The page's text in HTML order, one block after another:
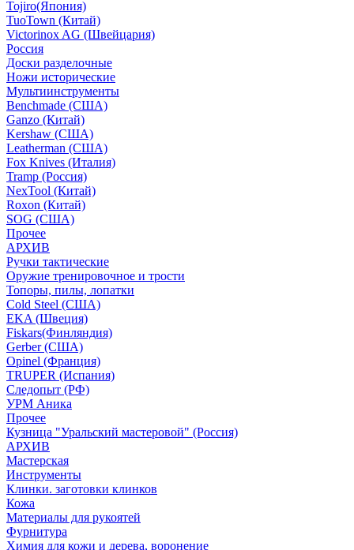
Tojiro(Япония)
TuoTown (Китай)
Victorinox AG (Швейцария)
Россия
Доски разделочные
Ножи исторические
Мультиинструменты
Benchmade (США)
Ganzo (Китай)
Kershaw (США)
Leatherman (США)
Fox Knives (Италия)
Tramp (Россия)
NexTool (Китай)
Roxon (Китай)
SOG (США)
Прочее
АРХИВ
Ручки тактические
Оружие тренировочное и трости
Топоры, пилы, лопатки
Cold Steel (США)
EKA (Швеция)
Fiskars(Финляндия)
Gerber (США)
Opinel (Франция)
TRUPER (Испания)
Следопыт (РФ)
УРМ Аника
Прочее
Кузница "Уральский мастеровой" (Россия)
АРХИВ
Мастерская
Инструменты
Клинки. заготовки клинков
Кожа
Материалы для рукоятей
Фурнитура
Химия для кожи и дерева, воронение